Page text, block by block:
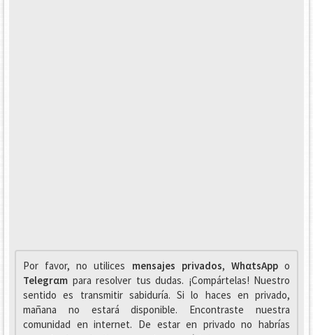
Por favor, no utilices mensajes privados, WhαtsAppo
Telegrαm para resolver tus dudas. ¡Compártelas! Nuestro
sentido es transmitir sabiduría. Si lo haces en privado,
mañana no estará disponible. Encontraste nuestra
comunidad en internet. De estar en privado no habrías